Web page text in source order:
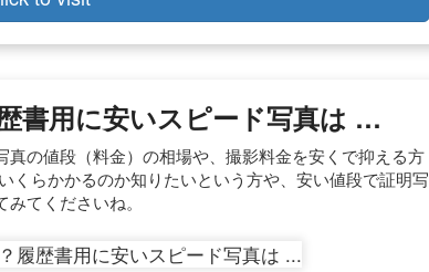
書用に安いスピード写真は …
の値段（料金）の相場や、撮影料金を安くで抑える方
くらかかるのか知りたいという方や、安い値段で証明写
てくださいね。